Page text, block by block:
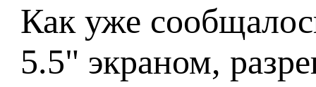
Как уже
5.5" экраном,